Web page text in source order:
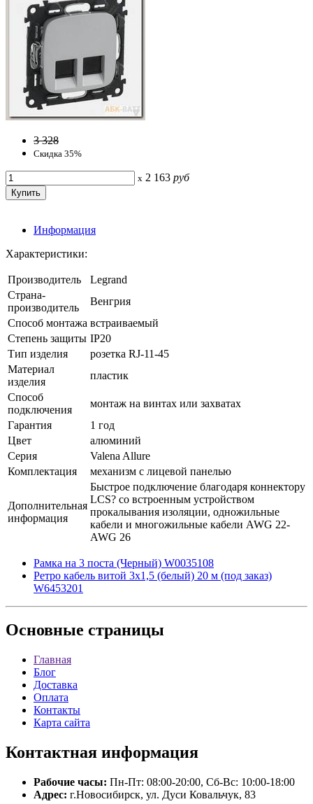
3 328
Скидка 35%
x 2 163 руб
Информация
Характеристики:
Производитель
Legrand
Страна-
производитель
Венгрия
Способ монтажа встраиваемый
Степень защиты IP20
Тип изделия
розетка RJ-11-45
Материал
изделия
пластик
Способ
подключения
монтаж на винтах или захватах
Гарантия
1 год
Цвет
алюминий
Серия
Valena Allure
Комплектация
механизм с лицевой панелью
Дополнительная
информация
Быстрое подключение благодаря коннектору
LCS? со встроенным устройством
прокалывания изоляции, одножильные
кабели и многожильные кабели AWG 22-
AWG 26
Рамка на 3 поста (Черный) W0035108
Ретро кабель витой 3х1,5 (белый) 20 м (под заказ)
W6453201
Основные страницы
Главная
Блог
Доставка
Оплата
Контакты
Карта сайта
Контактная информация
Рабочие часы: Пн-Пт: 08:00-20:00, Сб-Вс: 10:00-18:00
Адрес: г.Новосибирск, ул. Дуси Ковальчук, 83